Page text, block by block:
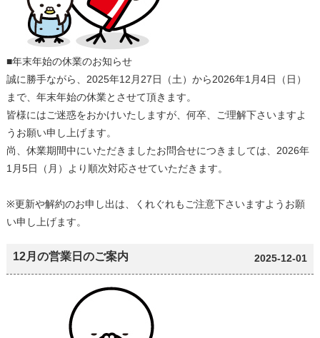
■年末年始の休業のお知らせ
誠に勝手ながら、2025年12月27日（土）から2026年1月4日（日）
まで、年末年始の休業とさせて頂きます。
皆様にはご迷惑をおかけいたしますが、何卒、ご理解下さいますよ
うお願い申し上げます。
尚、休業期間中にいただきましたお問合せにつきましては、2026年
1月5日（月）より順次対応させていただきます。
※更新や解約のお申し出は、くれぐれもご注意下さいますようお願
い申し上げます。
12月の営業日のご案内 2025-12-01